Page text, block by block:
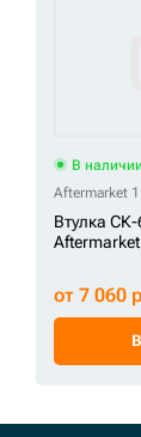
В
Aftermarket
Втулка
Aftermarket
от 7 060